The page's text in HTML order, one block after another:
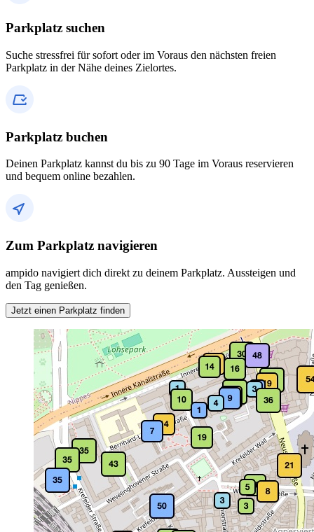
Parkplatz suchen
Suche stressfrei für sofort oder im Voraus den nächsten freien
Parkplatz in der Nähe deines Zielortes.
Parkplatz buchen
Deinen Parkplatz kannst du bis zu 90 Tage im Voraus reservieren
und bequem online bezahlen.
Zum Parkplatz navigieren
ampido navigiert dich direkt zu deinem Parkplatz. Aussteigen und
den Tag genießen.
Jetzt einen Parkplatz finden